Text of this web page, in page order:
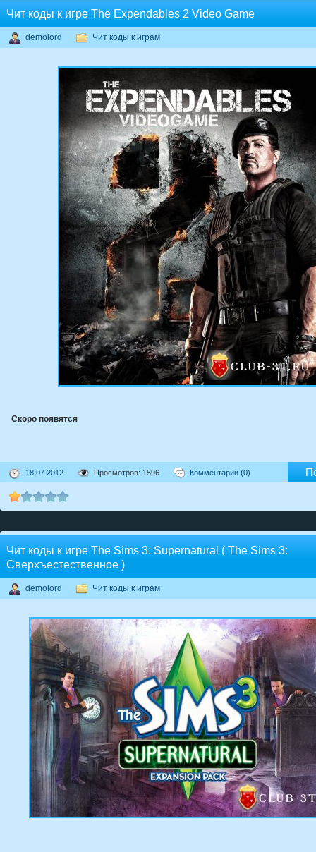
Чит коды к игре The Expendables 2 Video Game
demolord Чит коды к играм
Скоро появятся
18.07.2012 Просмотров: 1596 Комментарии (0)
Чит коды к игре The Sims 3: Supernatural ( The Sims 3:
Сверхъестественное )
demolord Чит коды к играм